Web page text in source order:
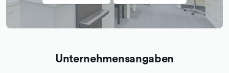
Unternehmensangaben